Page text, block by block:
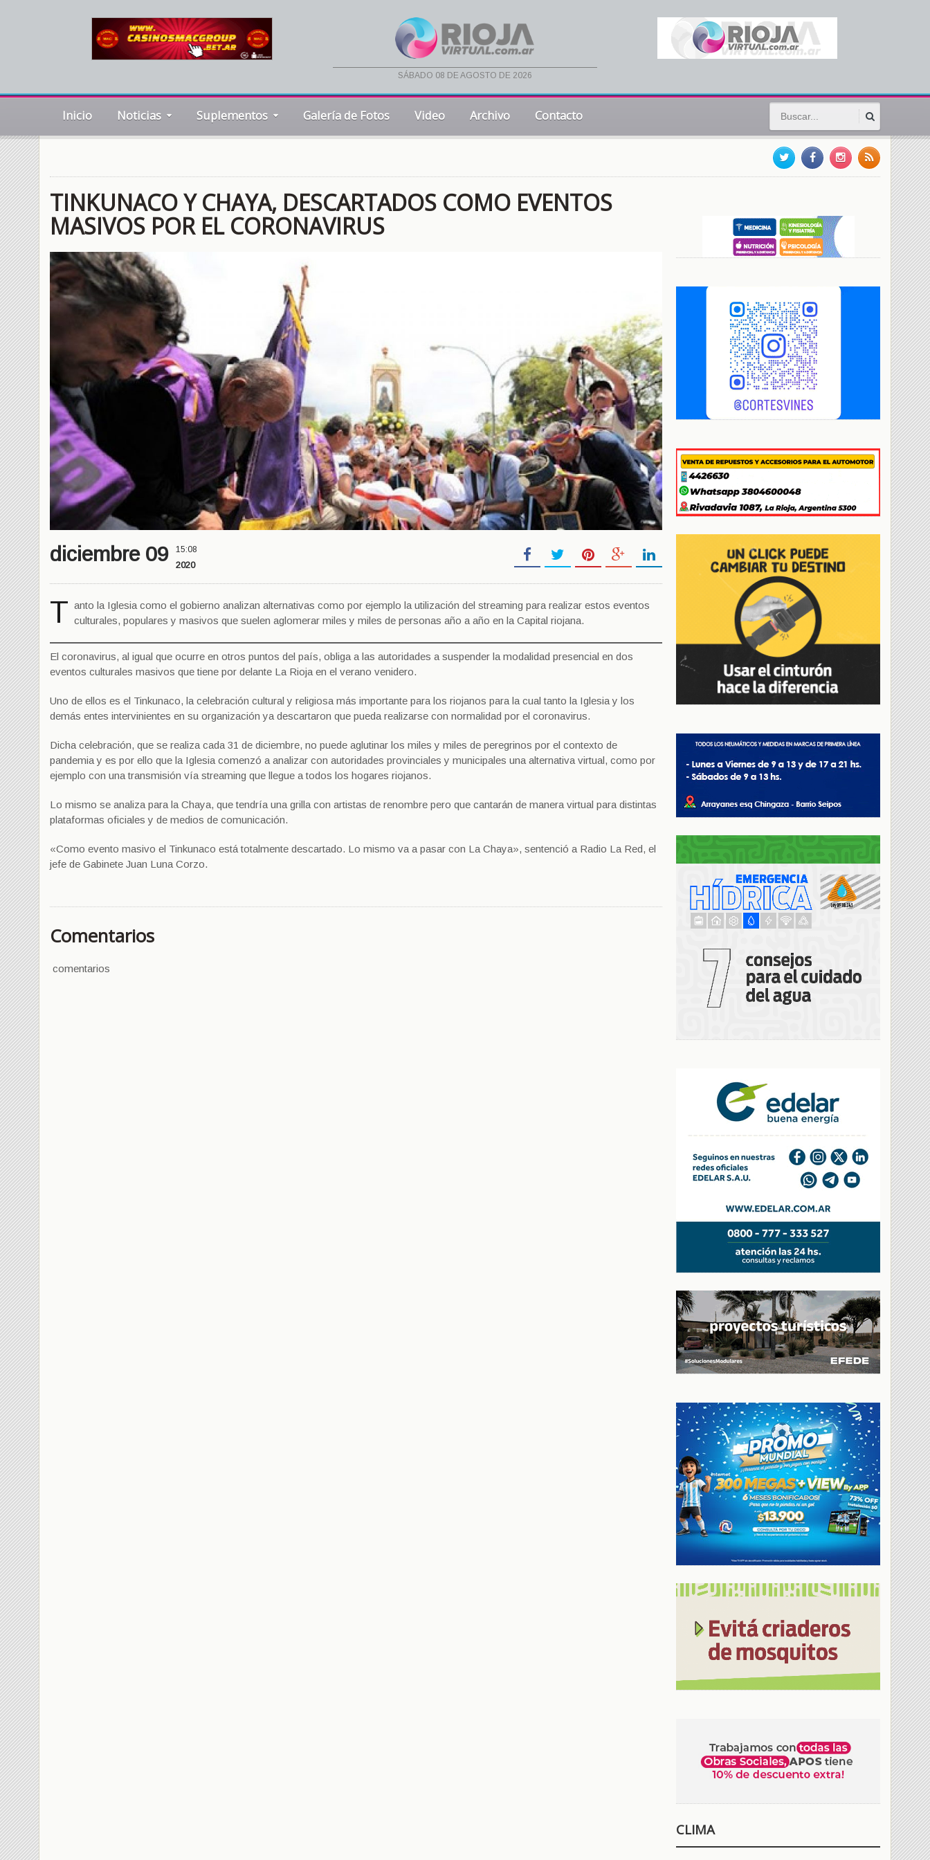
sábado 08 de agosto de 2026
Inicio Noticias Suplementos Galería de Fotos Video Archivo Contacto
TINKUNACO Y CHAYA, DESCARTADOS COMO EVENTOS
MASIVOS POR EL CORONAVIRUS
diciembre 09 15:08
2020
T anto la Iglesia como el gobierno analizan alternativas como por ejemplo la utilización del streaming para realizar estos eventos
culturales, populares y masivos que suelen aglomerar miles y miles de personas año a año en la Capital riojana.
El coronavirus, al igual que ocurre en otros puntos del país, obliga a las autoridades a suspender la modalidad presencial en dos
eventos culturales masivos que tiene por delante La Rioja en el verano venidero.
Uno de ellos es el Tinkunaco, la celebración cultural y religiosa más importante para los riojanos para la cual tanto la Iglesia y los
demás entes intervinientes en su organización ya descartaron que pueda realizarse con normalidad por el coronavirus.
Dicha celebración, que se realiza cada 31 de diciembre, no puede aglutinar los miles y miles de peregrinos por el contexto de
pandemia y es por ello que la Iglesia comenzó a analizar con autoridades provinciales y municipales una alternativa virtual, como por
ejemplo con una transmisión vía streaming que llegue a todos los hogares riojanos.
Lo mismo se analiza para la Chaya, que tendría una grilla con artistas de renombre pero que cantarán de manera virtual para distintas
plataformas oficiales y de medios de comunicación.
«Como evento masivo el Tinkunaco está totalmente descartado. Lo mismo va a pasar con La Chaya», sentenció a Radio La Red, el
jefe de Gabinete Juan Luna Corzo.
Comentarios
comentarios
CLIMA